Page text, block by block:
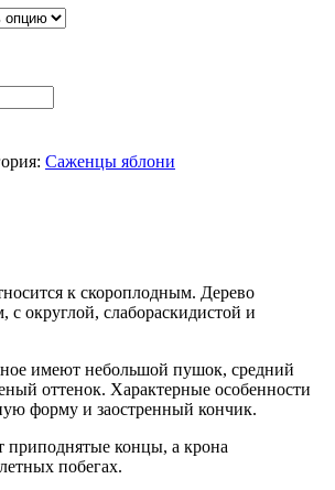
Саженцы яблони
к скороплодным. Дерево
с округлой, слабораскидистой и
имеют небольшой пушок, средний
оттенок. Характерные особенности
форму и заостренный кончик.
приподнятые концы, а крона
побегах.